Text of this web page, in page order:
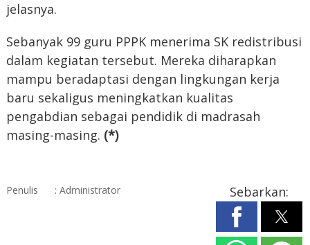
jelasnya.
Sebanyak 99 guru PPPK menerima SK redistribusi
dalam kegiatan tersebut. Mereka diharapkan
mampu beradaptasi dengan lingkungan kerja
baru sekaligus meningkatkan kualitas
pengabdian sebagai pendidik di madrasah
masing-masing. (*)
Penulis : Administrator Sebarkan: